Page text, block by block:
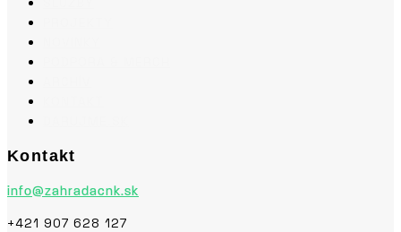
Kontakt
info@zahradacnk.sk
+421 907 628 127